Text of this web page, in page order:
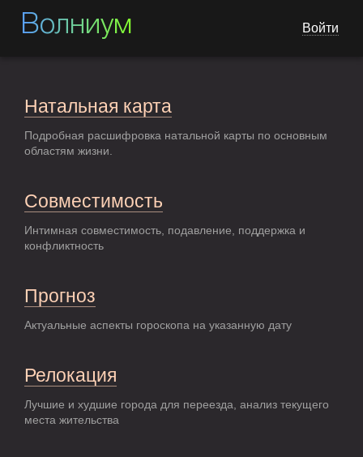
Волниум Войти
Натальная карта
Подробная расшифровка натальной карты по основным
областям жизни.
Совместимость
Интимная совместимость, подавление, поддержка и
конфликтность
Прогноз
Актуальные аспекты гороскопа на указанную дату
Релокация
Лучшие и худшие города для переезда, анализ текущего
места жительства